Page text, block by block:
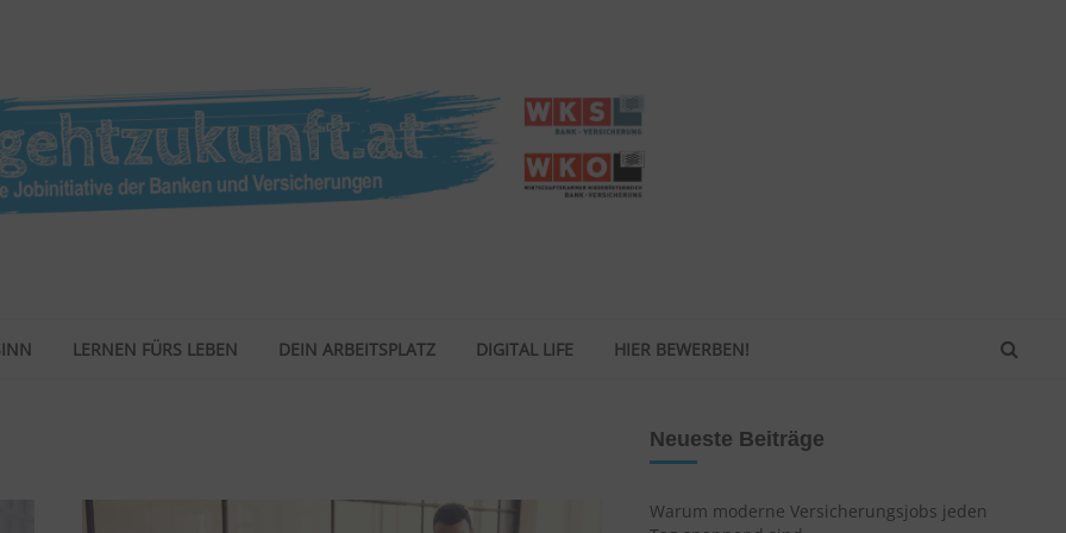
LERNEN FÜRS LEBEN DEIN ARBEITSPLATZ DIGITAL LIFE HIER BEWERBEN!
Neueste Beiträge
Warum moderne Versicherungsjobs jeden